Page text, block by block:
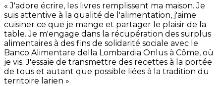
« J'adore écrire, les livres remplissent ma maison. Je
suis attentive à la qualité de l'alimentation, j'aime
cuisiner ce que je mange et partager le plaisir de la
table. Je m'engage dans la récupération des surplus
alimentaires à des fins de solidarité sociale avec le
Banco Alimentare della Lombardia Onlus à Côme, où
je vis. J'essaie de transmettre des recettes à la portée
de tous et autant que possible liées à la tradition du
territoire larien ».